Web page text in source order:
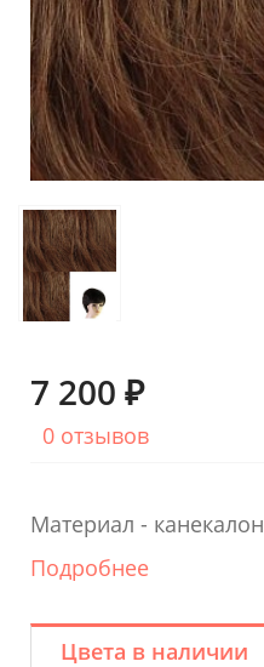
7 200 ₽
0 отзывов
Материал - канекалон
Подробнее
Цвета в наличии